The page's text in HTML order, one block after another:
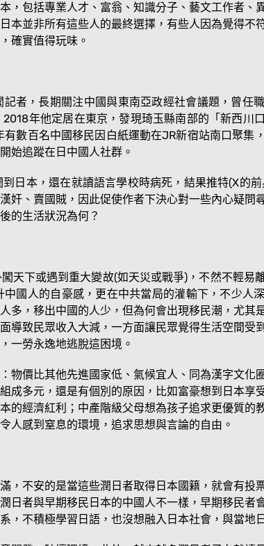
，包括專業人才、富翁、知識分子、藝文工作者、
本並非所有這些人的最終選擇，有些人因為覺得不
確實值得玩味。
者，長期關注中國與東南亞政經社會議題，曾任
年他定居在東京，發現琦玉縣南部的「新西川
數百名中國移民因白紙運動在JR新宿站南口聚集
始追蹤在日中國人社群。
日本，還在就讀語言學校時病死，結果推特(X的
奸、賣國賊，因此促使作者下決心對一些內心疑問
的生活狀況為何？
天下或遇到重大變故(如天災或戰爭)，不然不輕易
國人的自豪感，更在中共當局的灌輸下，不少人
多，移出中國的人少，但為何會出現移民潮，尤其
導致民眾收入大減，一方面讓民眾覺得生活空間受
一勞永逸地逃脫這困境。
物價比其他先進國家低、氣候宜人、同為漢字文化
成多元，還是有個別的原因，比如富豪想到日本享
的經濟紅利；中產階級父母想為孩子追求更優質的
人感到窒息的環境，追求思想與言論的自由。
，不安的是當這些潤日者取得日本國籍，就會有投
日者與早期移民日本的中國人不一樣，早期移民者
，不積極學習日語，也沒想融入日本社會，與當地